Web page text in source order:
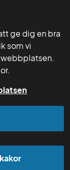
ge dig en bra
som vi
adm